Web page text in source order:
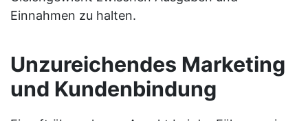
Einnahmen zu halten.
Unzureichendes Marketing
und Kundenbindung